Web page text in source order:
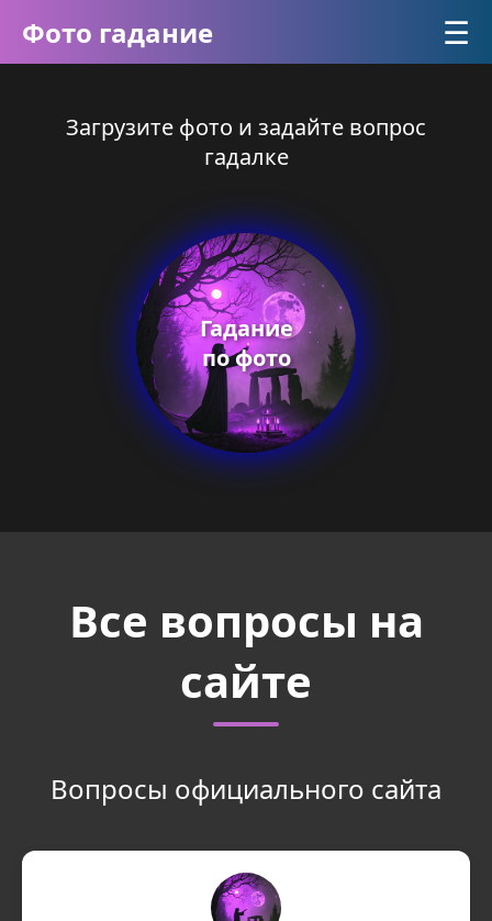
Фото гадание ☰
Загрузите фото и задайте вопрос
гадалке
Гадание
по фото
Все вопросы на
сайте
Вопросы официального сайта